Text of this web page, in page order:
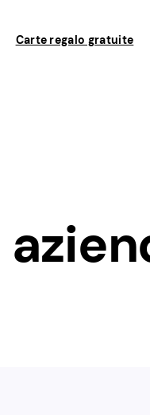
Carte regalo gratuite